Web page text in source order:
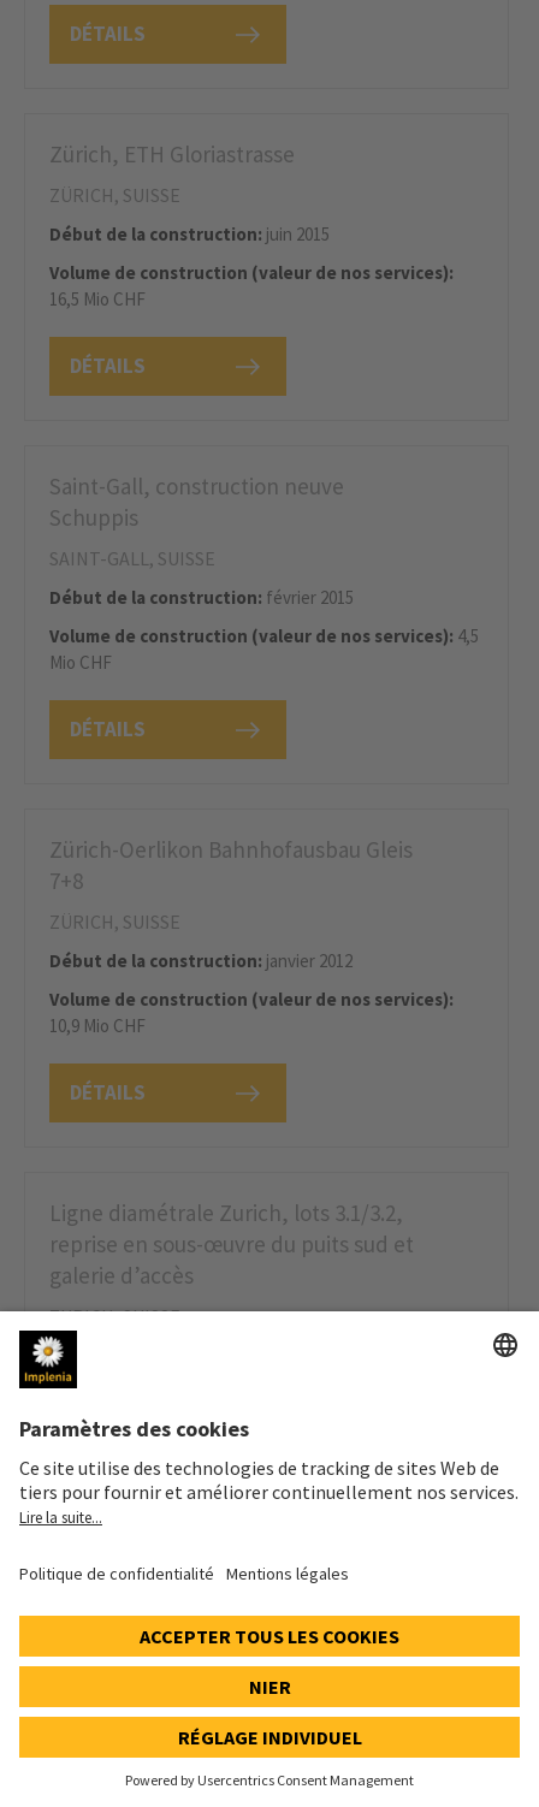
DÉTAILS
DÉTAILS
Zürich, ETH Gloriastrasse
ZÜRICH, SUISSE
Début de la construction: juin 2015
Volume de construction (valeur de nos services):
16,5 Mio CHF
DÉTAILS
Saint-Gall, construction neuve
Schuppis
SAINT-GALL, SUISSE
Début de la construction: février 2015
Volume de construction (valeur de nos services): 4,5
Mio CHF
DÉTAILS
Zürich-Oerlikon Bahnhofausbau Gleis
7+8
ZÜRICH, SUISSE
Début de la construction: janvier 2012
Volume de construction (valeur de nos services):
10,9 Mio CHF
DÉTAILS
Ligne diamétrale Zurich, lots 3.1/3.2,
reprise en sous-œuvre du puits sud et
galerie d’accès
ZURICH, SUISSE
Début de la construction:
Volume de construction (valeur de nos services):
11,4 Mio CHF
de Löwenstrasse
Début de la construction:mai 2008
Volume de construction (valeur de nos services):
33,8 Mio CHF